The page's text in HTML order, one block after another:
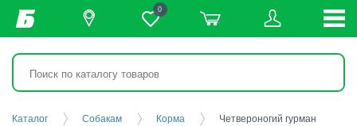
0
Каталог Собакам Корма Четвероногий гурман